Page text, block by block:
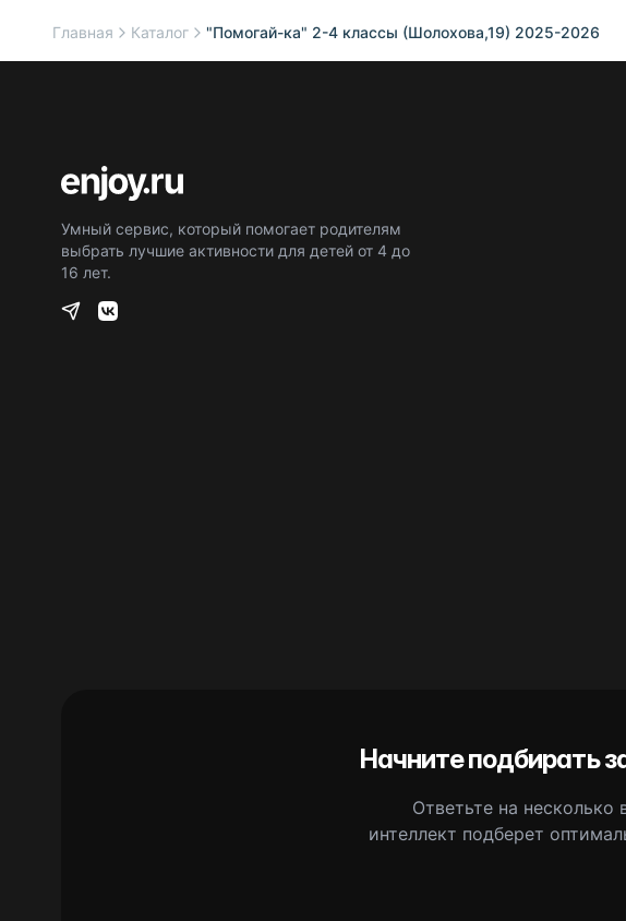
Главная Каталог "Помогай-ка" 2-4 классы (Шолохова,19) 2025-2026
Умный сервис, который помогает родителям
выбрать лучшие активности для детей от 4 до
16 лет.
Начните подбирать
Ответьте на
интеллект подберет